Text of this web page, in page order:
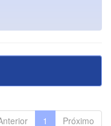
1 Próximo